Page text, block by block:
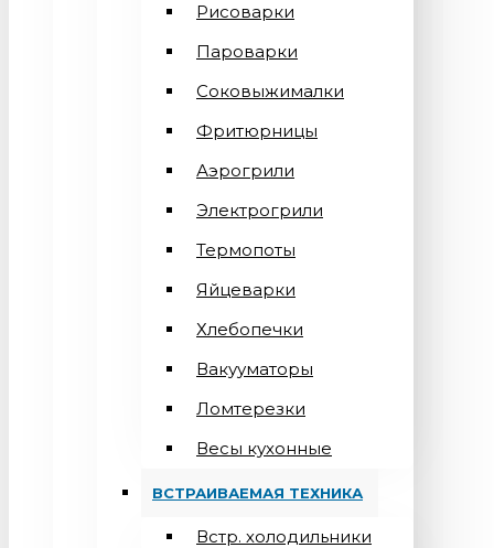
Рисоварки
Пароварки
Соковыжималки
Фритюрницы
Аэрогрили
Электрогрили
Термопоты
Яйцеварки
Хлебопечки
Вакууматоры
Ломтерезки
Весы кухонные
ВСТРАИВАЕМАЯ ТЕХНИКА
Встр. холодильники